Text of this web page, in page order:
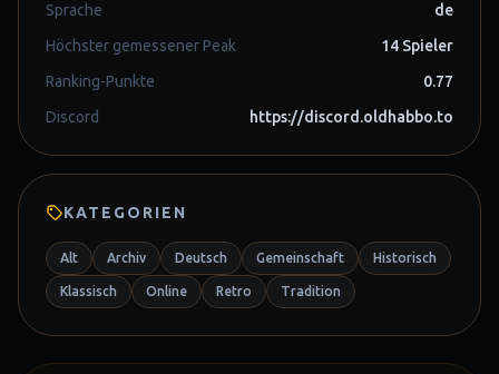
Sprache
de
Höchster gemessener Peak
14 Spieler
Ranking-Punkte
0.77
Discord
https://discord.oldhabbo.to
KATEGORIEN
Alt Archiv Deutsch Gemeinschaft Historisch
Klassisch Online Retro Tradition